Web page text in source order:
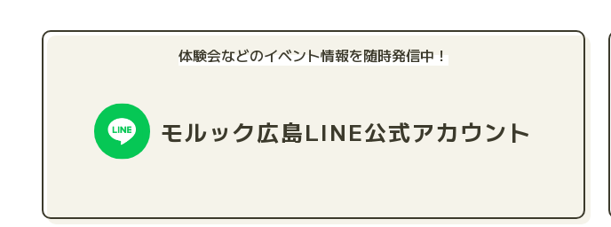
体験会などのイベント情報を随時発信中！
モルック広島LINE公式アカウント